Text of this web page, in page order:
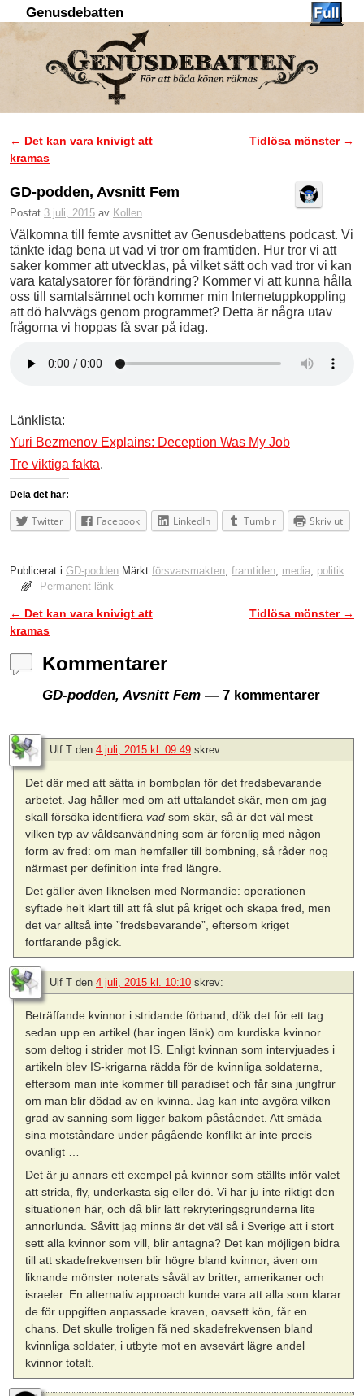
Genusdebatten
Inläggsnavigering
← Det kan vara knivigt att
kramas
Tidlösa mönster →
GD-podden, Avsnitt Fem
Postat 3 juli, 2015 av Kollen
Välkomna till femte avsnittet av Genusdebattens podcast. Vi
tänkte idag bena ut vad vi tror om framtiden. Hur tror vi att
saker kommer att utvecklas, på vilket sätt och vad tror vi kan
vara katalysatorer för förändring? Kommer vi att kunna hålla
oss till samtalsämnet och kommer min Internetuppkoppling
att dö halvvägs genom programmet? Detta är några utav
frågorna vi hoppas få svar på idag.
Länklista:
Yuri Bezmenov Explains: Deception Was My Job
Tre viktiga fakta.
Dela det här:
Twitter Facebook LinkedIn Tumblr Skriv ut
Publicerat i GD-podden Märkt försvarsmakten, framtiden, media, politik
Permanent länk
Inläggsnavigering
← Det kan vara knivigt att
kramas
Tidlösa mönster →
Kommentarer
GD-podden, Avsnitt Fem — 7 kommentarer
Ulf T den 4 juli, 2015 kl. 09:49 skrev:
Det där med att sätta in bombplan för det fredsbevarande
arbetet. Jag håller med om att uttalandet skär, men om jag
skall försöka identifieravad som skär, så är det väl mest
vilken typ av våldsanvändning som är förenlig med någon
form av fred: om man hemfaller till bombning, så råder nog
närmast per definition inte fred längre.
Det gäller även liknelsen med Normandie: operationen
syftade helt klart till att få slut på kriget och skapa fred, men
det var alltså inte ”fredsbevarande”, eftersom kriget
fortfarande pågick.
Ulf T den 4 juli, 2015 kl. 10:10 skrev:
Beträffande kvinnor i stridande förband, dök det för ett tag
sedan upp en artikel (har ingen länk) om kurdiska kvinnor
som deltog i strider mot IS. Enligt kvinnan som intervjuades i
artikeln blev IS-krigarna rädda för de kvinnliga soldaterna,
eftersom man inte kommer till paradiset och får sina jungfrur
om man blir dödad av en kvinna. Jag kan inte avgöra vilken
grad av sanning som ligger bakom påståendet. Att smäda
sina motståndare under pågående konflikt är inte precis
ovanligt …
Det är ju annars ett exempel på kvinnor som ställts inför valet
att strida, fly, underkasta sig eller dö. Vi har ju inte riktigt den
situationen här, och då blir lätt rekryteringsgrunderna lite
annorlunda. Såvitt jag minns är det väl så i Sverige att i stort
sett alla kvinnor som vill, blir antagna? Det kan möjligen bidra
till att skadefrekvensen blir högre bland kvinnor, även om
liknande mönster noterats såväl av britter, amerikaner och
israeler. En alternativ approach kunde vara att alla som klarar
de för uppgiften anpassade kraven, oavsett kön, får en
chans. Det skulle troligen få ned skadefrekvensen bland
kvinnliga soldater, i utbyte mot en avsevärt lägre andel
kvinnor totalt.